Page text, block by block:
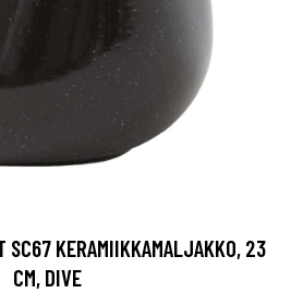
SC67 KERAMIIKKAMALJAKKO, 23
CM, DIVE